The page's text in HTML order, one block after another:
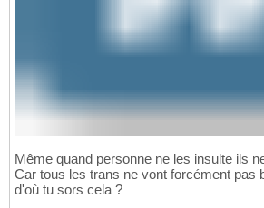
Même quand personne ne les insulte ils
Car tous les trans ne vont forcément pas
d'où tu sors cela ?